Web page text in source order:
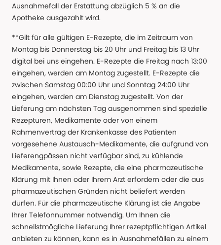
Ausnahmefall der Erstattung abzüglich 5 % an die
Apotheke ausgezahlt wird.
**Gilt für alle gültigen E-Rezepte, die im Zeitraum von
Montag bis Donnerstag bis 20 Uhr und Freitag bis 13 Uhr
digital bei uns eingehen. E-Rezepte die Freitag nach 13:00
eingehen, werden am Montag zugestellt. E-Rezepte die
zwischen Samstag 00:00 Uhr und Sonntag 24:00 Uhr
eingehen, werden am Dienstag zugestellt. Von der
Lieferung am nächsten Tag ausgenommen sind spezielle
Rezepturen, Medikamente oder von einem
Rahmenvertrag der Krankenkasse des Patienten
vorgesehene Austausch-Medikamente, die aufgrund von
Lieferengpässen nicht verfügbar sind, zu kühlende
Medikamente, sowie Rezepte, die eine pharmazeutische
Klärung mit Ihnen oder Ihrem Arzt erfordern oder die aus
pharmazeutischen Gründen nicht beliefert werden
dürfen. Für die pharmazeutische Klärung ist die Angabe
Ihrer Telefonnummer notwendig. Um Ihnen die
schnellstmögliche Lieferung Ihrer rezeptpflichtigen Artikel
anbieten zu können, kann es in Ausnahmefällen zu einem